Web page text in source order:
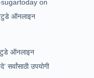
sugartoday on
ऑनलाइन
ऑनलाइन
सर्वांसाठी उपयोगी